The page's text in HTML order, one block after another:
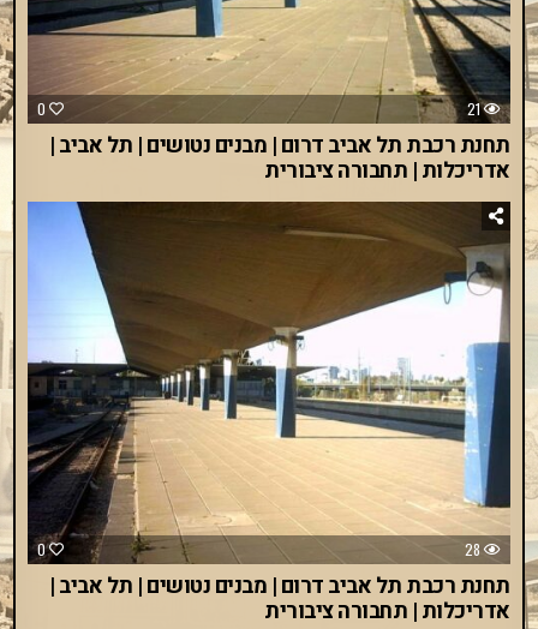
0 21
תחנת רכבת תל אביב דרום | מבנים נטושים | תל אביב |
אדריכלות | תחבורה ציבורית
0 28
תחנת רכבת תל אביב דרום | מבנים נטושים | תל אביב |
אדריכלות | תחבורה ציבורית